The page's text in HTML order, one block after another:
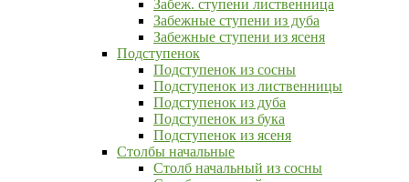
Забеж. ступени лиственница
Забежные ступени из дуба
Забежные ступени из ясеня
Подступенок
Подступенок из сосны
Подступенок из лиственницы
Подступенок из дуба
Подступенок из бука
Подступенок из ясеня
Столбы начальные
Столб начальный из сосны